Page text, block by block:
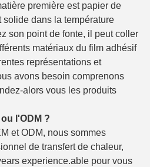
première est papier de
solide dans la température
son point de fonte, il peut coller
matériaux du film adhésif
représentations et
avons besoin comprenons
alors vous les produits
l'ODM ?
et ODM, nous sommes
de transfert de chaleur,
experience.able pour vous